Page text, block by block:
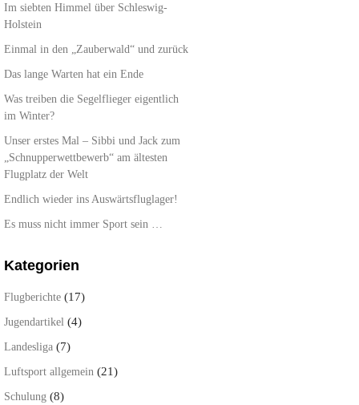
Im siebten Himmel über Schleswig-
Holstein
Einmal in den „Zauberwald“ und zurück
Das lange Warten hat ein Ende
Was treiben die Segelflieger eigentlich
im Winter?
Unser erstes Mal – Sibbi und Jack zum
„Schnupperwettbewerb“ am ältesten
Flugplatz der Welt
Endlich wieder ins Auswärtsfluglager!
Es muss nicht immer Sport sein …
Kategorien
Flugberichte (17)
Jugendartikel (4)
Landesliga (7)
Luftsport allgemein (21)
Schulung (8)